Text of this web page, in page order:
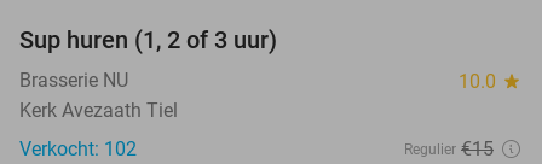
Sup huren (1, 2 of 3 uur)
Brasserie NU 10.0 star
Kerk Avezaath Tiel
Verkocht: 102
Regulier €15